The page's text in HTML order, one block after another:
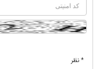
* نظر